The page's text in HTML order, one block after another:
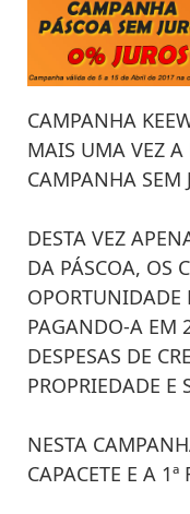
CAMPANHA
MAIS UMA VEZ
CAMPANHA SEM
DESTA VEZ
DA PÁSCOA, OS
PAGANDO-A EM
DESPESAS DE
PROPRIEDADE E
NESTA
CAPACETE E A 1ª